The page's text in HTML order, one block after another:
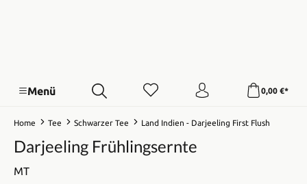
Menü 0,00 €*
Home Tee Schwarzer Tee Land Indien - Darjeeling First Flush
Darjeeling Frühlingsernte
MT